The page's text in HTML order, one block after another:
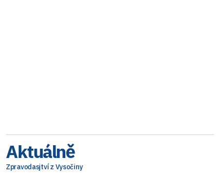
Aktuálně
Zpravodasjtví z Vysočiny